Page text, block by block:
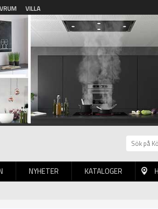
VILLA
NYHETER KATALOGER